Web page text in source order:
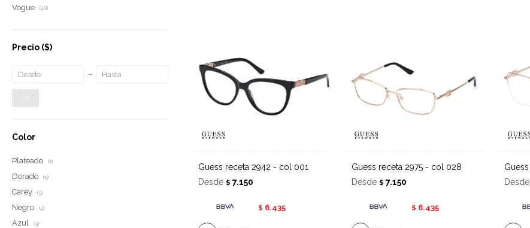
Guess receta 2942 - col 001
Desde $ 7.150
$ 6.435
Guess receta 2975 - col 028
Desde $ 7.150
$ 6.435
Vogue (48)
Precio ($)
Color
Plateado (1)
Dorado (5)
Carey (5)
Negro (4)
Azul (3)